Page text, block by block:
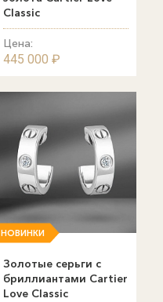
Classic
Цена:
445 000 ₽
НОВИНКИ
Золотые серьги с
бриллиантами Cartier
Love Classic